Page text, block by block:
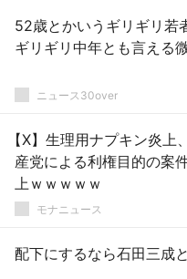
52歳とかいうギリギリ若
ギリギリ中年とも言える
ニュース30over
【X】生理用ナプキン炎上
産党による利権目的の案
上ｗｗｗｗｗ
モナニュース
配下にするなら石田三成